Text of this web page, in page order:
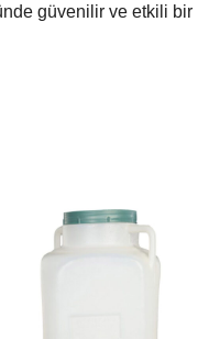
güvenilir ve etkili bir